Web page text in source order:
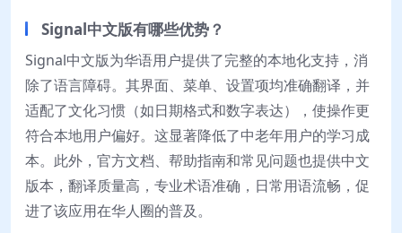
Signal中文版有哪些优势？
Signal中文版为华语用户提供了完整的本地化支持，消
除了语言障碍。其界面、菜单、设置项均准确翻译，并
适配了文化习惯（如日期格式和数字表达），使操作更
符合本地用户偏好。这显著降低了中老年用户的学习成
本。此外，官方文档、帮助指南和常见问题也提供中文
版本，翻译质量高，专业术语准确，日常用语流畅，促
进了该应用在华人圈的普及。